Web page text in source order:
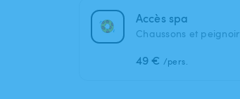
Accès spa
Chaussons et peignoir
49 € /pers.